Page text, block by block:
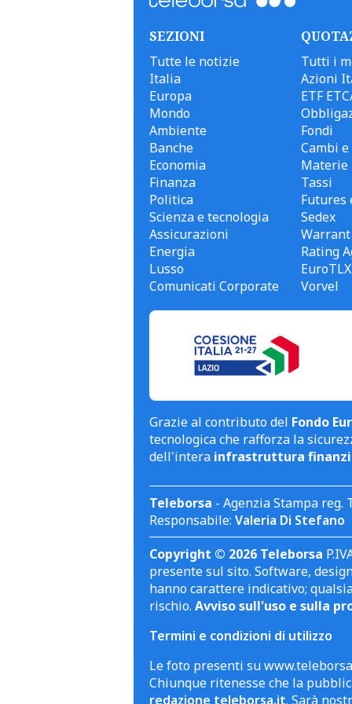
SEZIONI
Tutte le notizie
Italia
Europa
Mondo
Ambiente
Banche
Economia
Finanza
Politica
Scienza e tecnologia
Assicurazioni
Energia
Lusso
Comunicati Corporate
Tutti i
Azioni
ETF
Fondi
Cambi
Materie
Tassi
Futures
Sedex
Warrant
Rating
EuroTLX
Vorvel
Grazie al contributo del Fondo
tecnologica che rafforza la
dell'intera infrastruttura
Teleborsa - Agenzia Stampa
Responsabile: Valeria Di Stefano
Copyright © 2026 Teleborsa
presente sul sito. Software,
hanno carattere indicativo;
rischio. Avviso sull'uso e sulla
Termini e condizioni di utilizzo
Le foto presenti su
Chiunque ritenesse che la
redazione teleborsa.it. Sarà